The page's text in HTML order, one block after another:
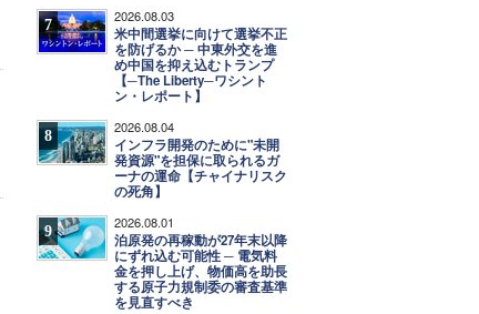
7 2026.08.03
米中間選挙に向けて選挙不正
を防げるか ─ 中東外交を進
め中国を抑え込むトランプ
【─The Liberty─ワシント
ン・レポート】
8 2026.08.04
インフラ開発のために"未開
発資源"を担保に取られるガ
ーナの運命【チャイナリスク
の死角】
9 2026.08.01
泊原発の再稼動が27年末以降
にずれ込む可能性 ─ 電気料
金を押し上げ、物価高を助長
する原子力規制委の審査基準
を見直すべき